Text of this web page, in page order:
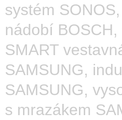
systém
nádobí
SMART
SAMSUNG,
SAMSUNG,
s mrazákem